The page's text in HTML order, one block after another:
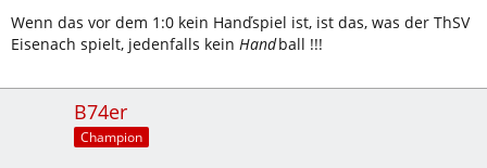
Wenn das vor dem 1:0 kein Hanďspiel ist, ist das, was der ThSV
Eisenach spielt, jedenfalls kein Handball !!!
B74er
Champion